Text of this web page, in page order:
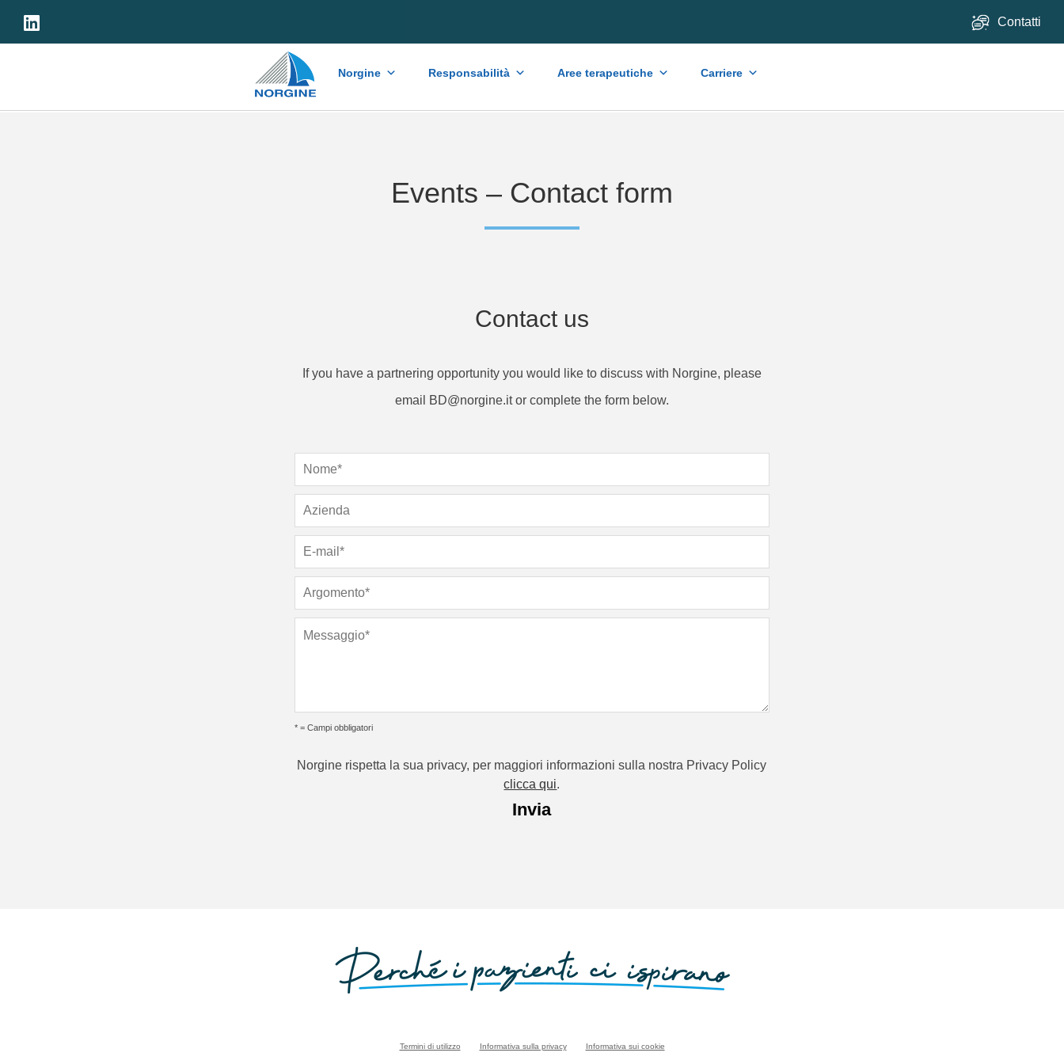
Contatti
Home Norgine Responsabilità Aree terapeutiche Carriere
Events – Contact form
Contact us
If you have a partnering opportunity you would like to discuss with Norgine, please
email BD@norgine.it or complete the form below.
Please leave this field empty.
* = Campi obbligatori
Norgine rispetta la sua privacy, per maggiori informazioni sulla nostra Privacy Policy
clicca qui.
Termini di utilizzo Informativa sulla privacy Informativa sui cookie